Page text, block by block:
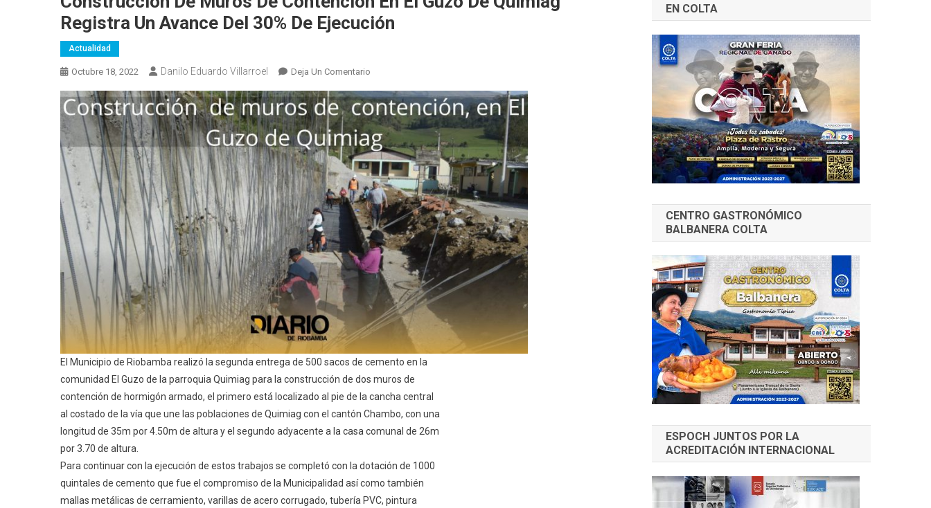
Registra Un Avance Del 30% De Ejecución
Actualidad
Octubre 18, 2022 Danilo Eduardo Villarroel Deja Un Comentario
De
Muros
De
Contención
En
El
Guzo
De
Quimiag
Registra
Un
Avance
30%
De
El Municipio de Riobamba realizó la segunda entrega de 500 sacos de cemento en la
comunidad El Guzo de la parroquia Quimiag para la construcción de dos muros de
contención de hormigón armado, el primero está localizado al pie de la cancha central
al costado de la vía que une las poblaciones de Quimiag con el cantón Chambo, con una
longitud de 35m por 4.50m de altura y el segundo adyacente a la casa comunal de 26m
por 3.70 de altura.
Para continuar con la ejecución de estos trabajos se completó con la dotación de 1000
quintales de cemento que fue el compromiso de la Municipalidad así como también
mallas metálicas de cerramiento, varillas de acero corrugado, tubería PVC, pintura
EN COLTA
CENTRO GASTRONÓMICO
BALBANERA COLTA
ESPOCH JUNTOS POR LA
ACREDITACIÓN INTERNACIONAL